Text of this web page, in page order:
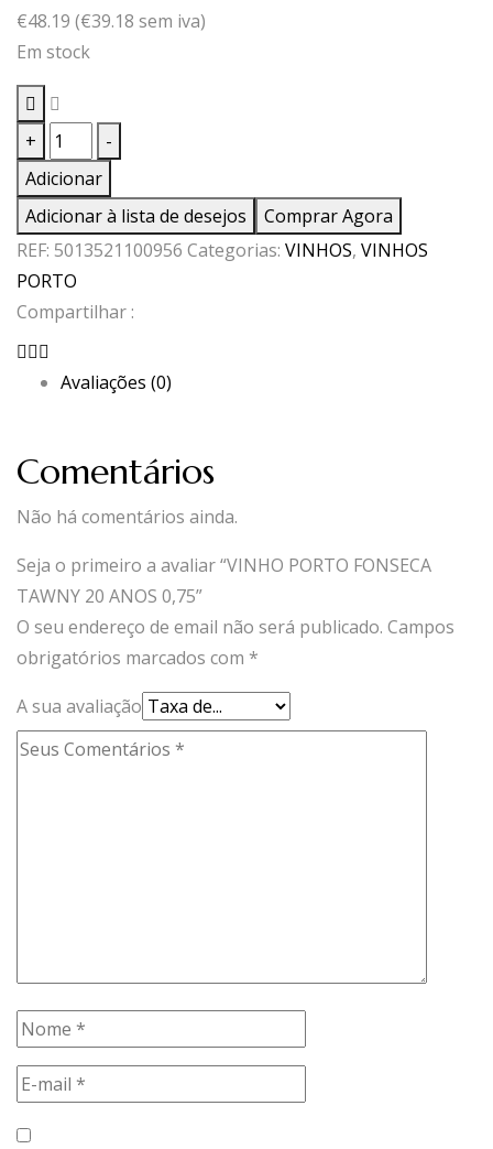
€48.19 (€39.18 sem iva)
Em stock
+
Quantidade
de
VINHO
PORTO
FONSECA
TAWNY
20
0,75
-
Adicionar
Adicionar à lista de desejos
Comprar Agora
REF: 5013521100956 Categorias: VINHOS, VINHOS
PORTO
Compartilhar :
Avaliações (0)
Comentários
Não há comentários ainda.
Seja o primeiro a avaliar “VINHO PORTO FONSECA
TAWNY 20 ANOS 0,75”
O seu endereço de email não será publicado. Campos
obrigatórios marcados com *
A sua avaliação